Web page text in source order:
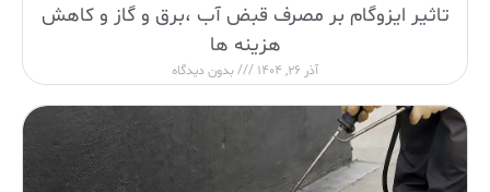
تاثیر ایزوگام بر مصرف قبض آب ،برق و گاز و کاهش
هزینه ها
آذر 26, 1404 بدون دیدگاه